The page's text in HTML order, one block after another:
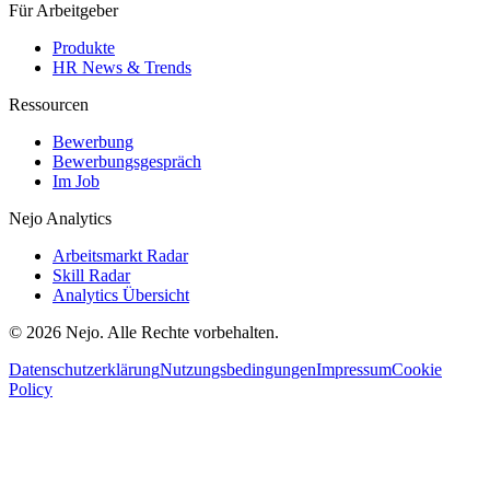
Für Arbeitgeber
Produkte
HR News & Trends
Ressourcen
Bewerbung
Bewerbungsgespräch
Im Job
Nejo Analytics
Arbeitsmarkt Radar
Skill Radar
Analytics Übersicht
© 2026 Nejo. Alle Rechte vorbehalten.
DatenschutzerklärungNutzungsbedingungenImpressumCookie
Policy